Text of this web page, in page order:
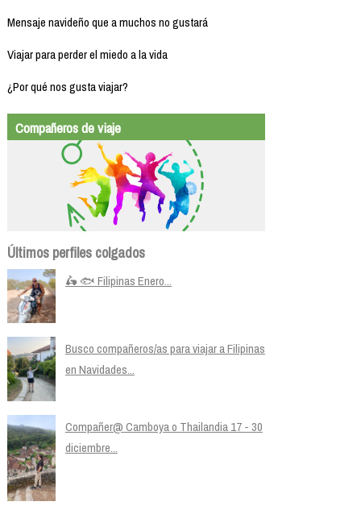
Mensaje navideño que a muchos no gustará
Viajar para perder el miedo a la vida
¿Por qué nos gusta viajar?
Compañeros de viaje
Últimos perfiles colgados
🛵 🐟 Filipinas Enero...
Busco compañeros/as para viajar a Filipinas
en Navidades...
Compañer@ Camboya o Thailandia 17 - 30
diciembre...